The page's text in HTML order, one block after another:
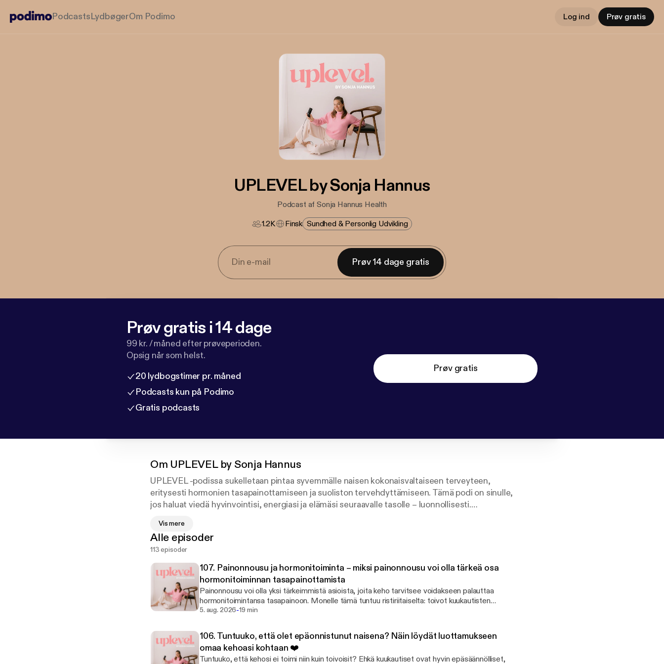
PodcastsLydbøgerOm Podimo Log ind Prøv gratis
UPLEVEL by Sonja Hannus
Podcast af Sonja Hannus Health
1.2K
Finsk Sundhed & Personlig Udvikling
Prøv 14 dage gratis
Prøv gratis i 14 dage
99 kr. / måned efter prøveperioden.
Opsig når som helst.
20 lydbogstimer pr. måned
Podcasts kun på Podimo
Gratis podcasts
Prøv gratis
Om UPLEVEL by Sonja Hannus
UPLEVEL -podissa sukelletaan pintaa syvemmälle naisen kokonaisvaltaiseen terveyteen,
eritysesti hormonien tasapainottamiseen ja suoliston tervehdyttämiseen. Tämä podi on sinulle,
jos haluat viedä hyvinvointisi, energiasi ja elämäsi seuraavalle tasolle – luonnollisesti.
Otetaan terveys omiin käsiimme ja luodaan matkalla unelmiemme elämä! ✨
Vis mere
Alle episoder
113 episoder
107. Painonnousu ja hormonitoiminta – miksi painonnousu voi olla tärkeä osa
hormonitoiminnan tasapainottamista
Painonnousu voi olla yksi tärkeimmistä asioista, joita keho tarvitsee voidakseen palauttaa
hormonitoimintansa tasapainoon. Monelle tämä tuntuu ristiriitaiselta: toivot kuukautisten
palaavan, mutta samalla painonnousun ajatus voi herättää epävarmuutta. Tässä jaksossa
matkalla kohti tasapainoisempaa hormonitoimintaa. Sukellamme myös siihen, mistä
painonnousun pelko oikeasti kertoo ja miten voit alkaa rakentaa luottamusta kehoosi ja tukea
hormonitoimintaasi kokonasivaltaisesti. Tässä jaksossa kuulet: ✨ miksi painonnousu voi olla
tärkeä osa kuukautiskierron ja hormonitoiminnan tasapainottamista ✨ mistä painonnousun
5. aug. 2026-19 min
106. Tuntuuko, että olet epäonnistunut naisena? Näin löydät luottamukseen
omaa kehoasi kohtaan ❤️
Tuntuuko, että kehosi ei toimi niin kuin toivoisit? Ehkä kuukautiset ovat hyvin epäsäännölliset,